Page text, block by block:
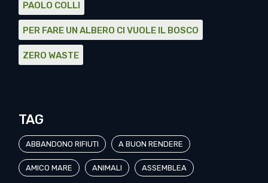
PAOLO COLLI
PER FARE UN ALBERO CI VUOLE IL BOSCO
ZERO WASTE
TAG
ABBANDONO RIFIUTI A BUON RENDERE
AMICO MARE ANIMALI ASSEMBLEA